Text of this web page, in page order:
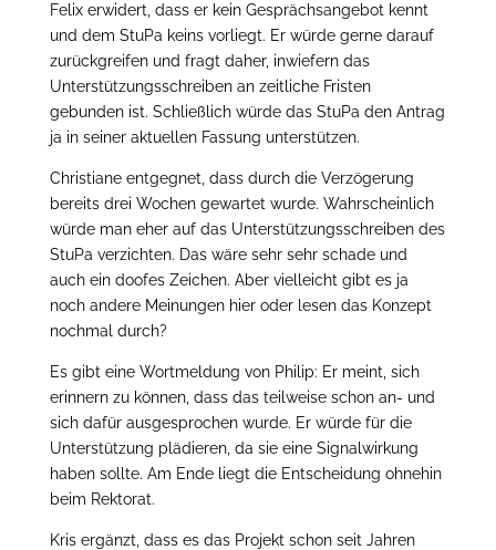
Felix erwidert, dass er kein Gesprächsangebot kennt
und dem StuPa keins vorliegt. Er würde gerne darauf
zurückgreifen und fragt daher, inwiefern das
Unterstützungsschreiben an zeitliche Fristen
gebunden ist. Schließlich würde das StuPa den Antrag
ja in seiner aktuellen Fassung unterstützen.
Christiane entgegnet, dass durch die Verzögerung
bereits drei Wochen gewartet wurde. Wahrscheinlich
würde man eher auf das Unterstützungsschreiben des
StuPa verzichten. Das wäre sehr sehr schade und
auch ein doofes Zeichen. Aber vielleicht gibt es ja
noch andere Meinungen hier oder lesen das Konzept
nochmal durch?
Es gibt eine Wortmeldung von Philip: Er meint, sich
erinnern zu können, dass das teilweise schon an- und
sich dafür ausgesprochen wurde. Er würde für die
Unterstützung plädieren, da sie eine Signalwirkung
haben sollte. Am Ende liegt die Entscheidung ohnehin
beim Rektorat.
Kris ergänzt, dass es das Projekt schon seit Jahren